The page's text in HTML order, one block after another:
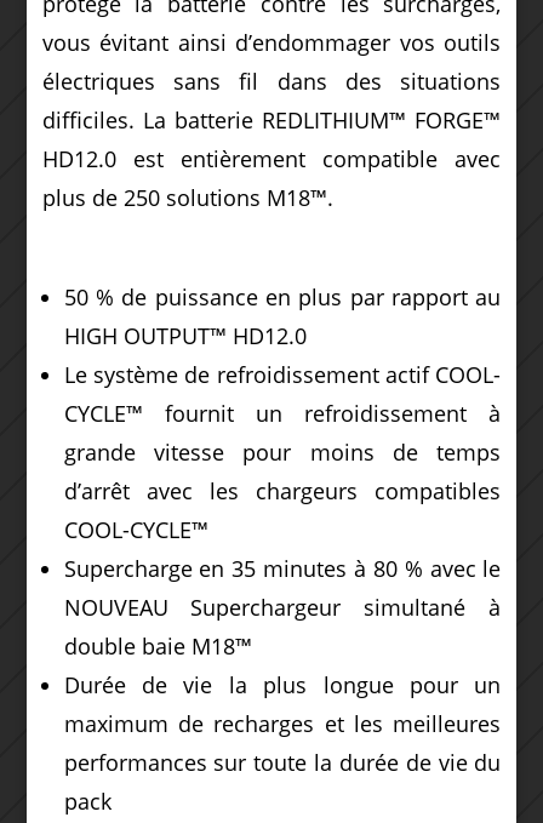
vous évitant ainsi d’endommager vos outils
électriques sans fil dans des situations
difficiles. La batterie REDLITHIUM™ FORGE™
HD12.0 est entièrement compatible avec
plus de 250 solutions M18™.
50 % de puissance en plus par rapport au
HIGH OUTPUT™ HD12.0
Le système de refroidissement actif COOL-
CYCLE™ fournit un refroidissement à
grande vitesse pour moins de temps
d’arrêt avec les chargeurs compatibles
COOL-CYCLE™
Supercharge en 35 minutes à 80 % avec le
NOUVEAU Superchargeur simultané à
double baie M18™
Durée de vie la plus longue pour un
maximum de recharges et les meilleures
performances sur toute la durée de vie du
pack